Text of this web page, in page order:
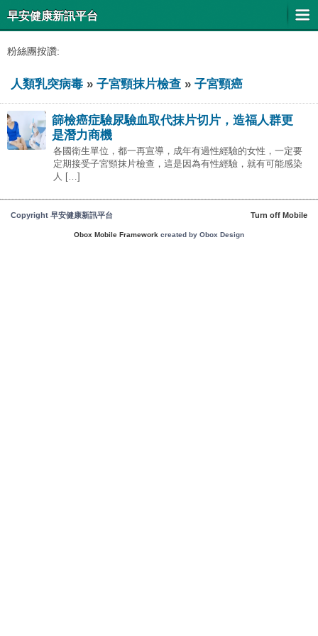
早安健康新訊平台
粉絲團按讚:
人類乳突病毒 » 子宮頸抹片檢查 » 子宮頸癌
篩檢癌症驗尿驗血取代抹片切片，造福人群更
是潛力商機
各國衛生單位，都一再宣導，成年有過性經驗的女性，一定要
定期接受子宮頸抹片檢查，這是因為有性經驗，就有可能感染
人 […]
Copyright 早安健康新訊平台 Turn off Mobile
Obox Mobile Framework created by Obox Design